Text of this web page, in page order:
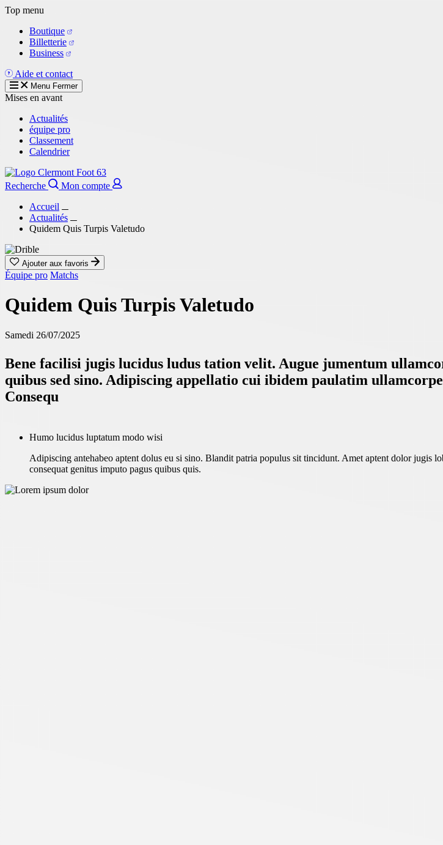
Aller
contenu
principal
Top menu
Boutique
Billetterie
Business
Aide et contact
Menu Fermer
Mises en avant
Actualités
équipe pro
Classement
Calendrier
Recherche
Mon compte
Accueil
Actualités
Quidem Quis Turpis Valetudo
Ajouter aux favoris
Équipe pro Matchs
Quidem Quis Turpis Valetudo
Samedi 26/07/2025
Bene facilisi jugis lucidus ludus tation velit. Augue jumentum
quibus sed sino. Adipiscing appellatio cui ibidem paulatim
Consequ
Humo lucidus luptatum modo wisi
Adipiscing antehabeo aptent dolus eu si sino. Blandit patria populus sit tincidunt. Amet aptent dolor
consequat genitus imputo pagus quibus quis.